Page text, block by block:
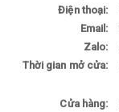
Điện thoại:
Email:
Zalo:
Thời gian mở cửa:
Cửa hàng: